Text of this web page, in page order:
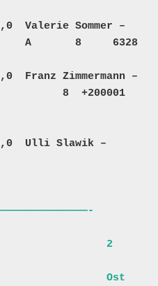
A       8     6328
8  +200001